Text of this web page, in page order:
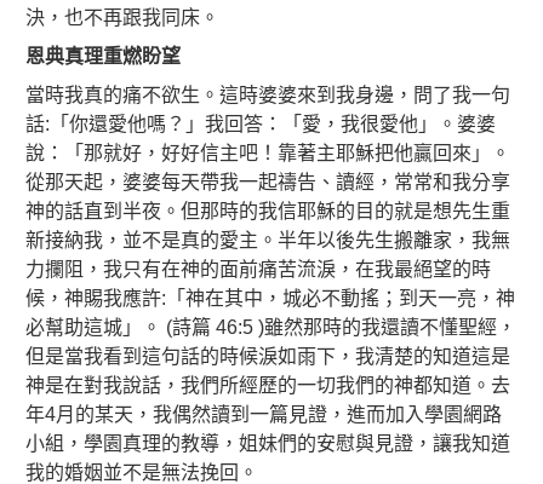
決，也不再跟我同床。
恩典真理重燃盼望
當時我真的痛不欲生。這時婆婆來到我身邊，問了我一句
話:「你還愛他嗎？」我回答：「愛，我很愛他」。婆婆
說：「那就好，好好信主吧！靠著主耶穌把他贏回來」。
從那天起，婆婆每天帶我一起禱告、讀經，常常和我分享
神的話直到半夜。但那時的我信耶穌的目的就是想先生重
新接納我，並不是真的愛主。半年以後先生搬離家，我無
力攔阻，我只有在神的面前痛苦流淚，在我最絕望的時
候，神賜我應許:「神在其中，城必不動搖；到天一亮，神
必幫助這城」。 (詩篇 46:5 )雖然那時的我還讀不懂聖經，
但是當我看到這句話的時候淚如雨下，我清楚的知道這是
神是在對我說話，我們所經歷的一切我們的神都知道。去
年4月的某天，我偶然讀到一篇見證，進而加入學園網路
小組，學園真理的教導，姐妹們的安慰與見證，讓我知道
我的婚姻並不是無法挽回。